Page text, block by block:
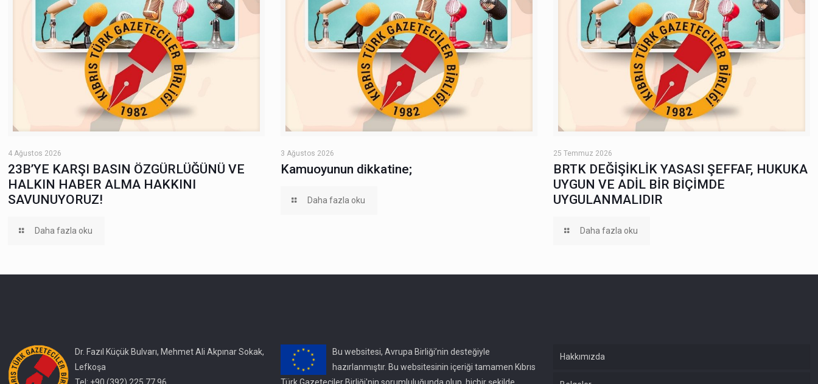
4 Ağustos 2026
23B’YE KARŞI BASIN ÖZGÜRLÜĞÜNÜ VE
HALKIN HABER ALMA HAKKINI
SAVUNUYORUZ!
Daha fazla oku
3 Ağustos 2026
Kamuoyunun dikkatine;
Daha fazla oku
25 Temmuz 2026
BRTK DEĞİŞİKLİK YASASI ŞEFFAF, HUKUKA
UYGUN VE ADİL BİR BİÇİMDE
UYGULANMALIDIR
Daha fazla oku
Dr. Fazıl Küçük Bulvarı, Mehmet Ali Akpınar Sokak,
Lefkoşa
Bu websitesi, Avrupa Birliği’nin desteğiyle
hazırlanmıştır. Bu websitesinin içeriği tamamen Kıbrıs
Hakkımızda